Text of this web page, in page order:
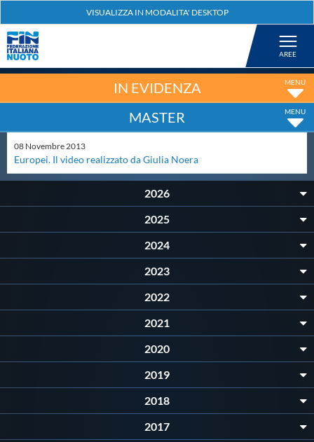
Nuoto
Tuffi
Artistico
Master
IN EVIDENZA
MASTER
08 Novembre2013
Europei. Il video realizzato da Giulia Noera
2026
2025
2024
2023
2022
2021
2020
2019
2018
2017